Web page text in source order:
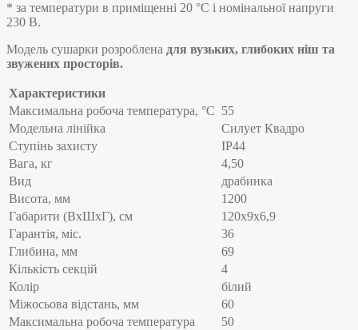
* за температури в приміщенні 20 °С і номінальної напруги
230 В.
Модель сушарки розроблена для вузьких, глибоких ніш та
звужених просторів.
Характеристики
Максимальна робоча температура, °C 55
Модельна лінійка
Силует Квадро
Ступінь захисту
IP44
Вага, кг
4,50
Вид
драбинка
Висота, мм
1200
Габарити (ВхШхГ), см
120х9х6,9
Гарантія, міс.
36
Глибина, мм
69
Кількість секцій
4
Колір
білий
Міжосьова відстань, мм
60
Максимальна робоча температура
50